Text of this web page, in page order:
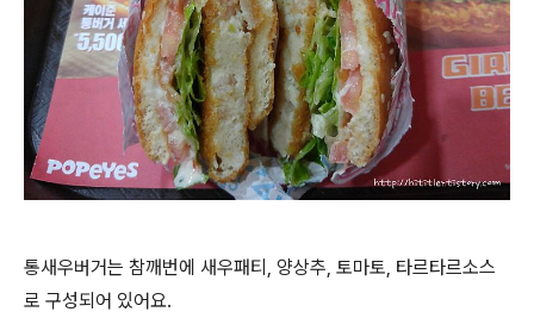
통새우버거는 참깨번에 새우패티, 양상추, 토마토, 타르타르소스
로 구성되어 있어요.